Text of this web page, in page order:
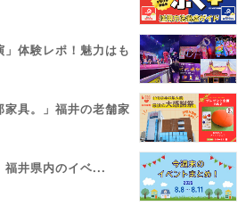
」体験レポ！魅力はも
家具。」福井の老舗家
福井県内のイベ...